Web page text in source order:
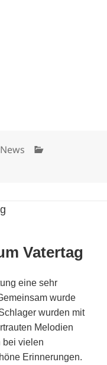
Vatertag
eine sehr
wurde
wurden mit
Melodien
bei vielen
Erinnerungen.